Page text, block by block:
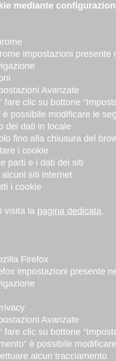
mediante
impostazioni
Avanzate
fare clic su bottone
è possibile modificare le
dei dati in locale
fino alla chiusura del
i cookie
parti e i dati dei siti
siti internet
i cookie
visita la pagina dedicata.
Firefox
impostazioni presente
Avanzate
fare clic su bottone
è possibile
alcun tracciamento